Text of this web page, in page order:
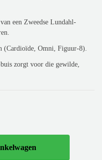
een Zweedse Lundahl-
(Cardioïde, Omni, Figuur-8).
zorgt voor die gewilde,